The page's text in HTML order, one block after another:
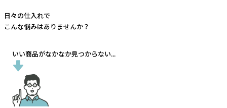
日々の仕入れで
こんな悩みはありませんか？
いい商品がなかなか見つからない...